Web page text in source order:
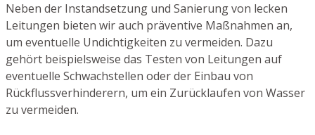
Neben der Instandsetzung und Sanierung von lecken
Leitungen bieten wir auch präventive Maßnahmen an,
um eventuelle Undichtigkeiten zu vermeiden. Dazu
gehört beispielsweise das Testen von Leitungen auf
eventuelle Schwachstellen oder der Einbau von
Rückflussverhinderern, um ein Zurücklaufen von Wasser
zu vermeiden.